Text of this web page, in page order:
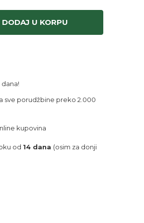
DODAJ U KORPU
sve porudžbine preko 2.000
kupovina
od 14 dana (osim za donji